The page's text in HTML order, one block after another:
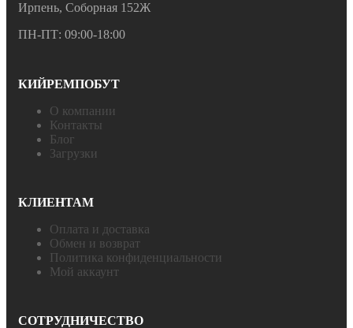
Ирпень, Соборная 152Ж
ПН-ПТ: 09:00-18:00
КИЙРЕМПОБУТ
О компании
Контакты
Блог
Загрузки
КЛИЕНТАМ
Оплата и доставка
Обмен и возврат
Политика конфиденциальности
Мой аккаунт
СОТРУДНИЧЕСТВО